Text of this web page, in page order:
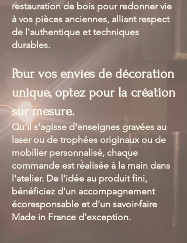
restauration de bois pour redonner vie
à vos pièces anciennes, alliant respect
de l'authentique et techniques
durables.
Pour vos envies de décoration
unique, optez pour la création
sur mesure.
Qu’il s’agisse d'enseignes gravées au
laser ou de trophées originaux ou de
mobilier personnalisé, chaque
commande est réalisée à la main dans
l'atelier. De l'idée au produit fini,
bénéficiez d'un accompagnement
écoresponsable et d'un savoir-faire
Made in France d'exception.